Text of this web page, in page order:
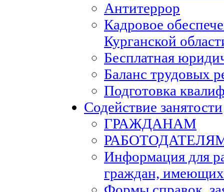
Антитеррор
Кадровое
Курганской
Бесплатная
Баланс трудовых
Подготовка
Содействие занятости
ГРАЖДАНАМ
Информация для
граждан,